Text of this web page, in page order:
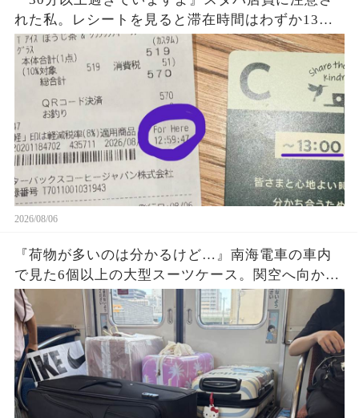
れた私。レシートを見ると滞在時間はわずか13
秒？『For Here 12:59:41』という謎の表示に困
惑…一体何を基準に数えていたのか確認した結果
2026/08/06
『荷物が多いのは分かるけど…』南海電車の車内
で見た6個以上の大型スーツケース。関空へ向かう
旅行客の荷物が乗降口を塞ぎ、周囲が避け続けた
理由に考えさせられた